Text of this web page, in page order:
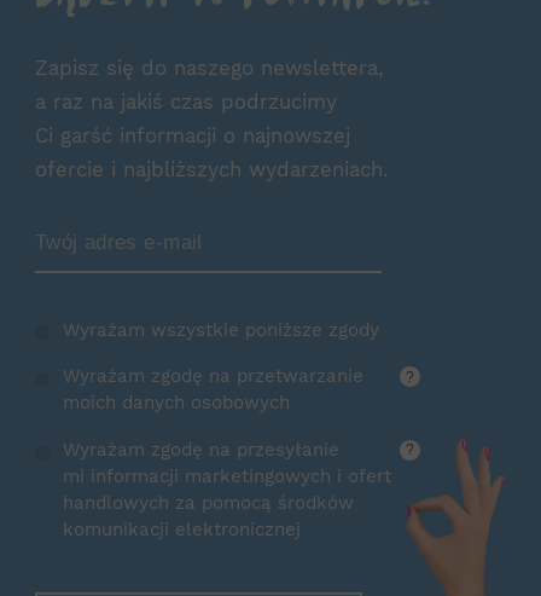
Zapisz się do naszego newslettera,
a raz na jakiś czas podrzucimy
Ci garść informacji o najnowszej
ofercie i najbliższych wydarzeniach.
Wyrażam wszystkie poniższe zgody
Wyrażam zgodę na przetwarzanie
moich danych osobowych
?
Wyrażam zgodę na przesyłanie
mi informacji marketingowych i ofert
handlowych za pomocą środków
komunikacji elektronicznej
?